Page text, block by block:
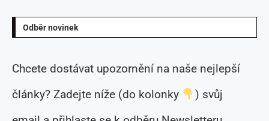
Odběr novinek
Chcete dostávat upozornění na naše nejlepší
články? Zadejte níže (do kolonky
) svůj